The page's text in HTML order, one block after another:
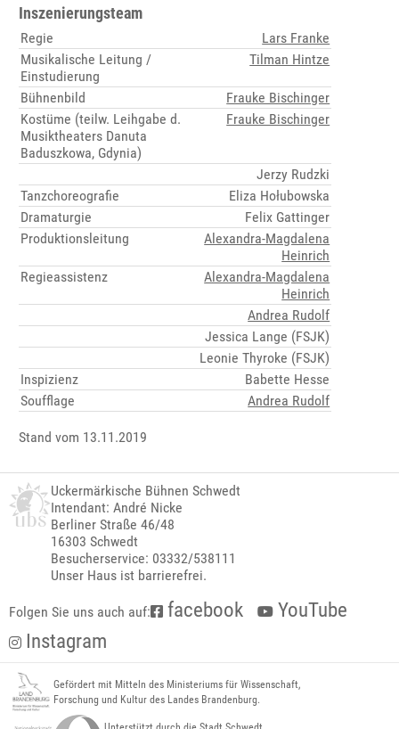
Inszenierungsteam
Regie
Lars Franke
Musikalische Leitung /
Einstudierung
Tilman Hintze
Bühnenbild
Frauke Bischinger
Kostüme (teilw. Leihgabe d.
Musiktheaters Danuta
Baduszkowa, Gdynia)
Frauke Bischinger
Jerzy Rudzki
Tanzchoreografie
Eliza Hołubowska
Dramaturgie
Felix Gattinger
Produktionsleitung
Alexandra-Magdalena
Heinrich
Regieassistenz
Alexandra-Magdalena
Heinrich
Andrea Rudolf
Jessica Lange (FSJK)
Leonie Thyroke (FSJK)
Inspizienz
Babette Hesse
Soufflage
Andrea Rudolf
Stand vom 13.11.2019
Uckermärkische Bühnen Schwedt
Intendant: André Nicke
Berliner Straße 46/48
16303 Schwedt
Besucherservice: 03332/538111
Unser Haus ist barrierefrei.
Folgen Sie uns auch auf: facebook
YouTube
Instagram
Gefördert mit Mitteln des Ministeriums für Wissenschaft,
Forschung und Kultur des Landes Brandenburg.